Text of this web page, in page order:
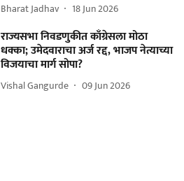
Bharat Jadhav 18 Jun 2026
राज्यसभा निवडणुकीत काँग्रेसला मोठा
धक्का; उमेदवाराचा अर्ज रद्द, भाजप नेत्याच्या
विजयाचा मार्ग सोपा?
Vishal Gangurde 09 Jun 2026